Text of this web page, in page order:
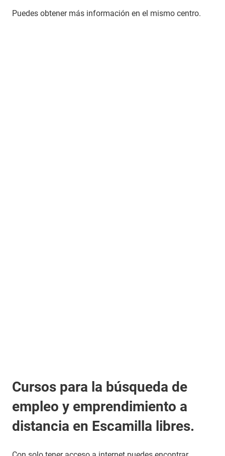
Puedes obtener más información en el mismo centro.
Cursos para la búsqueda de
empleo y emprendimiento a
distancia en Escamilla libres.